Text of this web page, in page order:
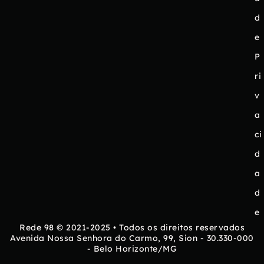
d
e
P
ri
v
a
ci
d
a
d
e
Rede 98 © 2021-2025 • Todos os direitos reservados
Avenida Nossa Senhora do Carmo, 99, Sion - 30.330-000
- Belo Horizonte/MG